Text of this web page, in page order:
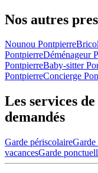
Nos autres
Nounou Pontpierre
PontpierreDéménageur
PontpierreBaby-sitter
PontpierreConcierge
Les services
demandés
Garde périscolaireGarde
vacancesGarde